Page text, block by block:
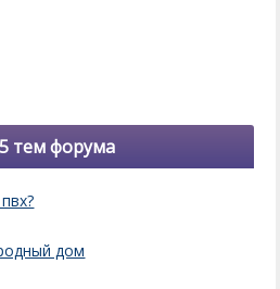
тем форума
дом